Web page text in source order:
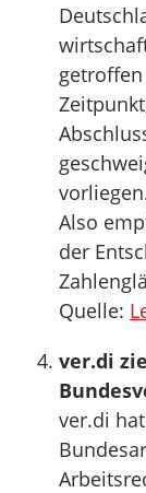
Also
der
Quelle:
ver.di
ver.di